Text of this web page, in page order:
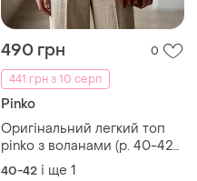
490 грн
0
441 грн з 10 серп
Pinko
Оригінальний легкий топ
pinko з воланами (р. 40-42-
44 xs)
40-42 і ще 1